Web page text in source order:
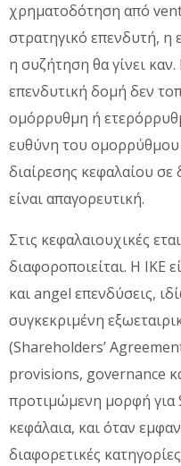
χρηματοδότηση από
στρατηγικό επενδυτή, η
η συζήτηση θα γίνει
επενδυτική δομή δεν
ομόρρυθμη ή
ευθύνη του ομορρύθμου
διαίρεσης κεφαλαίου σε
είναι απαγορευτική.
Στις κεφαλαιουχικές
διαφοροποιείται. Η ΙΚΕ
και angel επενδύσεις,
συγκεκριμένη
(Shareholders’
provisions, governance
προτιμώμενη μορφή για
κεφάλαια, και όταν
διαφορετικές